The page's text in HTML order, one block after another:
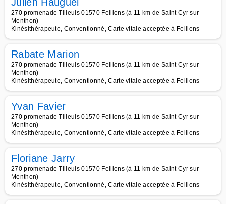
270 promenade Tilleuls 01570 Feillens (à 11 km de Saint Cyr sur
Menthon)
Kinésithérapeute, Conventionné, Carte vitale acceptée à Feillens
Rabate Marion
270 promenade Tilleuls 01570 Feillens (à 11 km de Saint Cyr sur
Menthon)
Kinésithérapeute, Conventionné, Carte vitale acceptée à Feillens
Yvan Favier
270 promenade Tilleuls 01570 Feillens (à 11 km de Saint Cyr sur
Menthon)
Kinésithérapeute, Conventionné, Carte vitale acceptée à Feillens
Floriane Jarry
270 promenade Tilleuls 01570 Feillens (à 11 km de Saint Cyr sur
Menthon)
Kinésithérapeute, Conventionné, Carte vitale acceptée à Feillens